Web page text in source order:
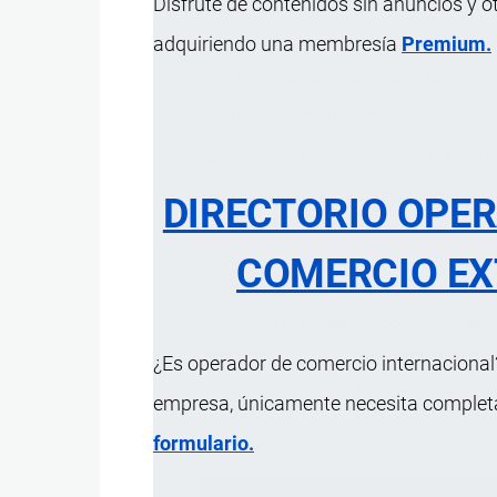
adquiriendo una membresía Premium.
DIRECTORIO
COMERCIO
¿Es operador de comercio
empresa, únicamente necesita
formulario.
Alimento balanceado para
carga bacteriana, estimular el
proteínas(35%), aminoácidos,
Característica
Marrón oscuro,
Beneficios
Alta digestibilidad e
Dosificar
Presentación
Saco de